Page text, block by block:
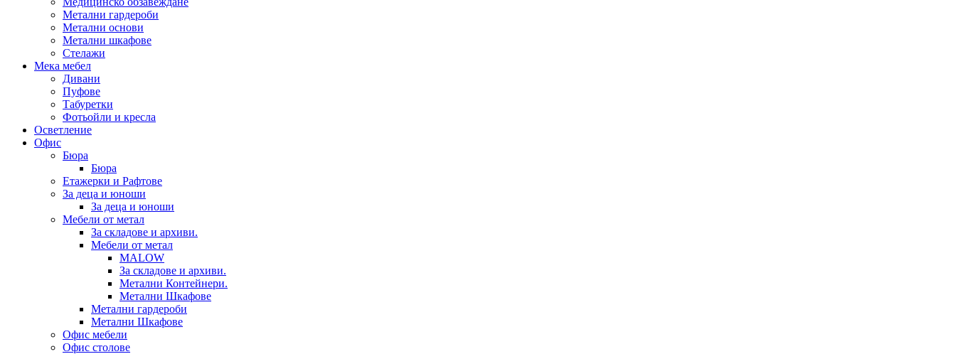
Метални гардероби
Метални основи
Метални шкафове
Стелажи
Мека мебел
Дивани
Пуфове
Табуретки
Фотьойли и кресла
Осветление
Офис
Бюра
Бюра
Етажерки и Рафтове
За деца и юноши
За деца и юноши
Мебели от метал
За складове и архиви.
Мебели от метал
MALOW
За складове и архиви.
Метални Контейнери.
Метални Шкафове
Метални гардероби
Метални Шкафове
Офис мебели
Офис столове